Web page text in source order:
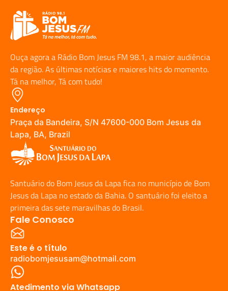
Ouça agora a Rádio Bom Jesus FM 98.1, a maior audiência
da região. As últimas notícias e maiores hits do momento.
Tá na melhor, Tá com tudo!
Endereço
Praça da Bandeira, S/N 47600-000 Bom Jesus da
Lapa, BA, Brazil
Santuário do Bom Jesus da Lapa fica no município de Bom
Jesus da Lapa no estado da Bahia. O santuário foi eleito a
primeira das sete maravilhas do Brasil.
Fale Conosco
Este é o título
radiobomjesusam@hotmail.com
Atedimento via Whatsapp